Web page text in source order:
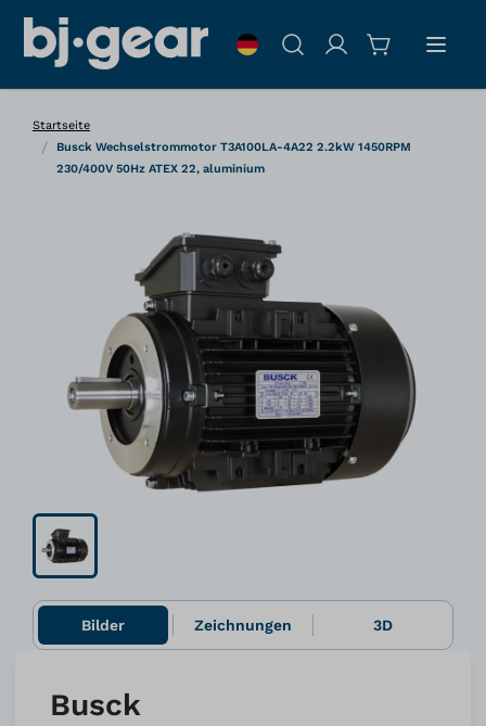
Suche
Startseite
/
Busck Wechselstrommotor T3A100LA-4A22 2.2kW 1450RPM
230/400V 50Hz ATEX 22, aluminium
Bilder Zeichnungen 3D
Busck